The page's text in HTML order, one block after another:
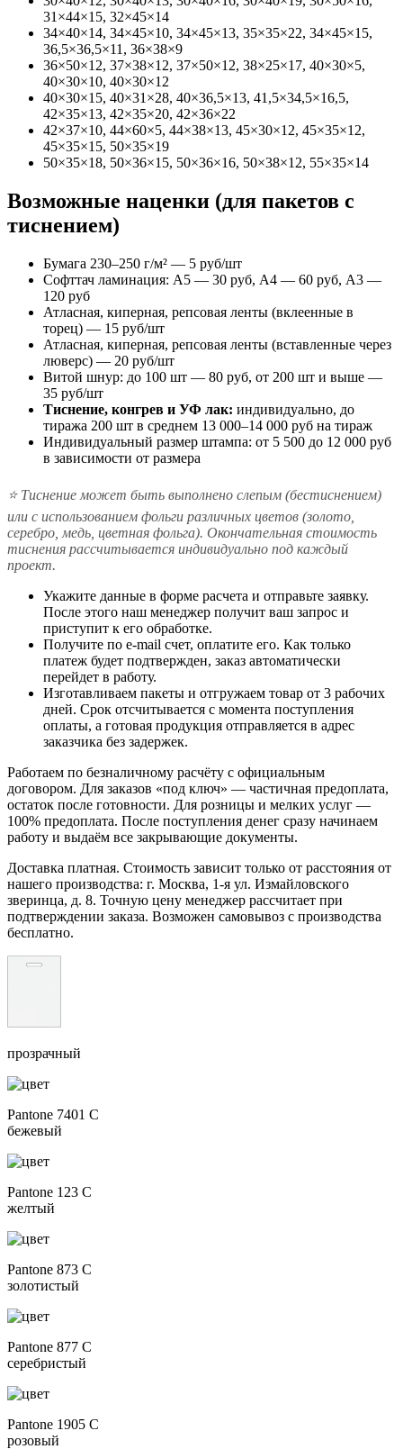
31×44×15, 32×45×14
34×40×14, 34×45×10, 34×45×13, 35×35×22, 34×45×15,
36,5×36,5×11, 36×38×9
36×50×12, 37×38×12, 37×50×12, 38×25×17, 40×30×5,
40×30×10, 40×30×12
40×30×15, 40×31×28, 40×36,5×13, 41,5×34,5×16,5,
42×35×13, 42×35×20, 42×36×22
42×37×10, 44×60×5, 44×38×13, 45×30×12, 45×35×12,
45×35×15, 50×35×19
50×35×18, 50×36×15, 50×36×16, 50×38×12, 55×35×14
Возможные наценки (для пакетов с
тиснением)
Бумага 230–250 г/м² — 5 руб/шт
Софттач ламинация: А5 — 30 руб, А4 — 60 руб, А3 —
120 руб
Атласная, киперная, репсовая ленты (вклеенные в
торец) — 15 руб/шт
Атласная, киперная, репсовая ленты (вставленные через
люверс) — 20 руб/шт
Витой шнур: до 100 шт — 80 руб, от 200 шт и выше —
35 руб/шт
Тиснение, конгрев и УФ лак: индивидуально, до
тиража 200 шт в среднем 13 000–14 000 руб на тираж
Индивидуальный размер штампа: от 5 500 до 12 000 руб
в зависимости от размера
⭐ Тиснение может быть выполнено слепым (бестиснением)
или с использованием фольги различных цветов (золото,
серебро, медь, цветная фольга). Окончательная стоимость
тиснения рассчитывается индивидуально под каждый
проект.
Укажите данные в форме расчета и отправьте заявку.
После этого наш менеджер получит ваш запрос и
приступит к его обработке.
Получите по e-mail счет, оплатите его. Как только
платеж будет подтвержден, заказ автоматически
перейдет в работу.
Изготавливаем пакеты и отгружаем товар от 3 рабочих
дней. Срок отсчитывается с момента поступления
оплаты, а готовая продукция отправляется в адрес
заказчика без задержек.
Работаем по безналичному расчёту с официальным
договором. Для заказов «под ключ» — частичная предоплата,
остаток после готовности. Для розницы и мелких услуг —
100% предоплата. После поступления денег сразу начинаем
работу и выдаём все закрывающие документы.
Доставка платная. Стоимость зависит только от расстояния от
нашего производства: г. Москва, 1-я ул. Измайловского
зверинца, д. 8. Точную цену менеджер рассчитает при
подтверждении заказа. Возможен самовывоз с производства
бесплатно.
прозрачный
Pantone 7401 C
бежевый
Pantone 123 C
желтый
Pantone 873 C
золотистый
Pantone 877 C
серебристый
Pantone 1905 C
розовый